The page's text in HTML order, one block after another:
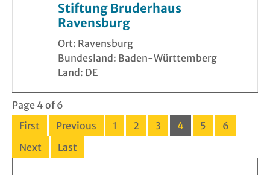
Stiftung Bruderhaus
Ravensburg
Ort: Ravensburg
Bundesland: Baden-Württemberg
Land: DE
Page 4 of 6
First
Previous 1 2 3 4 5
6
Next
Last